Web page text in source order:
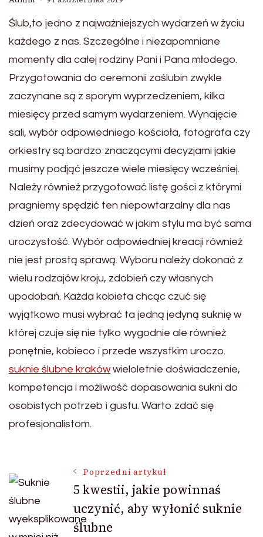
Ślub,to jedno z najważniejszych wydarzeń w życiu
każdego z nas. Szczególne i niezapomniane
momenty dla całej rodziny Pani i Pana młodego.
Przygotowania do ceremonii zaślubin zwykle
zaczynane są z sporym wyprzedzeniem, kilka
miesięcy przed samym wydarzeniem. Wynajęcie
sali, wybór odpowiedniego kościoła, fotografa czy
orkiestry są bardzo znaczącymi decyzjami jakie
musimy podjąć jeszcze wiele miesięcy wcześniej.
Należy również przygotować listę gości z którymi
pragniemy spędzić ten niepowtarzalny dla nas
dzień oraz zdecydować w jakim stylu ma być sama
uroczystość. Wybór odpowiedniej kreacji również
nie jest prostą sprawą. Wyboru należy dokonać z
wielu rodzajów kroju, zdobień czy własnych
upodobań. Każda kobieta chcąc czuć się
wyjątkowo musi wybrać ta jedną jedyną suknię w
której czuje się nie tylko wygodnie ale również
ponętnie, kobieco i przede wszystkim uroczo.
suknie ślubne krakówwieloletnie doświadczenie,
kompetencja i możliwość dopasowania sukni do
osobistych potrzeb i gustu. Warto zdać się
profesjonalistom.
Nawigacja
wpisu
Poprzedni artykuł
5 kwestii, jakie powinnaś
uczynić, aby wyłonić suknie
ślubne